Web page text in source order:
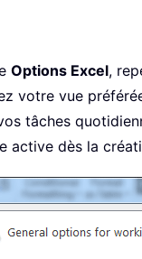
Options Excel,
votre vue
tâches
active dès la